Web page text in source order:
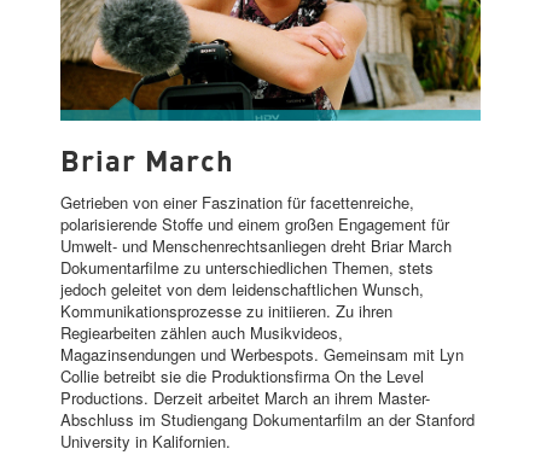
Briar March
Getrieben von einer Faszination für facettenreiche,
polarisierende Stoffe und einem großen Engagement für
Umwelt- und Menschenrechtsanliegen dreht Briar March
Dokumentarfilme zu unterschiedlichen Themen, stets
jedoch geleitet von dem leidenschaftlichen Wunsch,
Kommunikationsprozesse zu initiieren. Zu ihren
Regiearbeiten zählen auch Musikvideos,
Magazinsendungen und Werbespots. Gemeinsam mit Lyn
Collie betreibt sie die Produktionsfirma On the Level
Productions. Derzeit arbeitet March an ihrem Master-
Abschluss im Studiengang Dokumentarfilm an der Stanford
University in Kalifornien.